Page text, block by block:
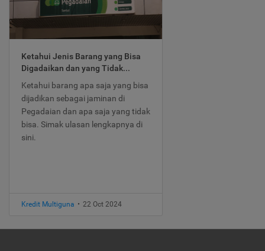
Ketahui Jenis Barang yang Bisa
Digadaikan dan yang Tidak...
Ketahui barang apa saja yang bisa
dijadikan sebagai jaminan di
Pegadaian dan apa saja yang tidak
bisa. Simak ulasan lengkapnya di
sini.
Kredit Multiguna • 22 Oct 2024